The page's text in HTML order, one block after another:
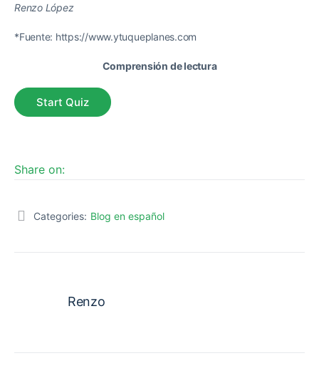
Renzo López
*Fuente: https://www.ytuqueplanes.com
Comprensión de lectura
Share on:
Categories: Blog en español
Renzo